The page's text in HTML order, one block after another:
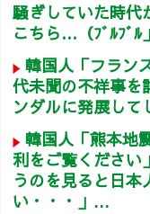
騒ぎしていた時代
こちら…（ﾌﾞﾙﾌﾞﾙ
韓国人「フラン
代未聞の不祥事
ンダルに発展して
韓国人「熊本地
利をご覧くださ
うのを見ると日
い・・・」...